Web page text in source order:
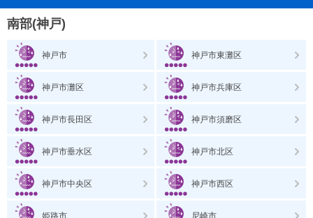
南部(神戸)
神戸市 神戸市東灘区
神戸市灘区 神戸市兵庫区
神戸市長田区 神戸市須磨区
神戸市垂水区 神戸市北区
神戸市中央区 神戸市西区
姫路市 尼崎市